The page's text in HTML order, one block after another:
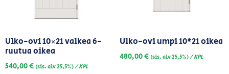
Ulko-ovi 10×21 valkea 6-
ruutua oikea
540,00€(sis. alv 25,5%)/ KPL
Ulko-ovi umpi 10*21 oikea
480,00€(sis. alv 25,5%)/ KPL